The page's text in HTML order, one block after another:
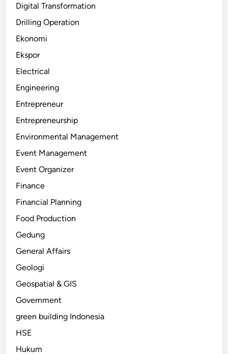
Digital Transformation
Drilling Operation
Ekonomi
Ekspor
Electrical
Engineering
Entrepreneur
Entrepreneurship
Environmental Management
Event Management
Event Organizer
Finance
Financial Planning
Food Production
Gedung
General Affairs
Geologi
Geospatial & GIS
Government
green building Indonesia
HSE
Hukum